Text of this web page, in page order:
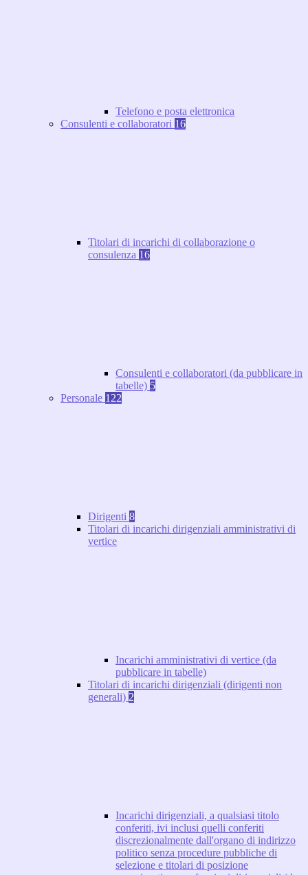
Telefono e posta elettronica
Consulenti e collaboratori 16
Titolari di incarichi di collaborazione o
consulenza 16
Consulenti e collaboratori (da pubblicare in
tabelle) 5
Personale 122
Dirigenti 8
Titolari di incarichi dirigenziali amministrativi di
vertice
Incarichi amministrativi di vertice (da
pubblicare in tabelle)
Titolari di incarichi dirigenziali (dirigenti non
generali) 2
Incarichi dirigenziali, a qualsiasi titolo
conferiti, ivi inclusi quelli conferiti
discrezionalmente dall'organo di indirizzo
politico senza procedure pubbliche di
selezione e titolari di posizione